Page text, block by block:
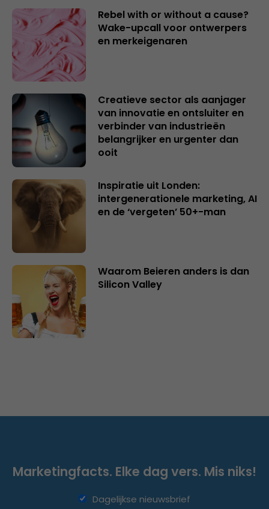
Rebel with or without a cause?
Wake-upcall voor ontwerpers
en merkeigenaren
Creatieve sector als aanjager
van innovatie en ontsluiter en
verbinder van industrieën
belangrijker en urgenter dan
ooit
Inspiratie uit Londen:
intergenerationele marketing, AI
en de ‘vergeten’ 50+-man
Waarom Beieren anders is dan
Silicon Valley
Marketingfacts. Elke dag vers. Mis niks!
Dagelijkse nieuwsbrief